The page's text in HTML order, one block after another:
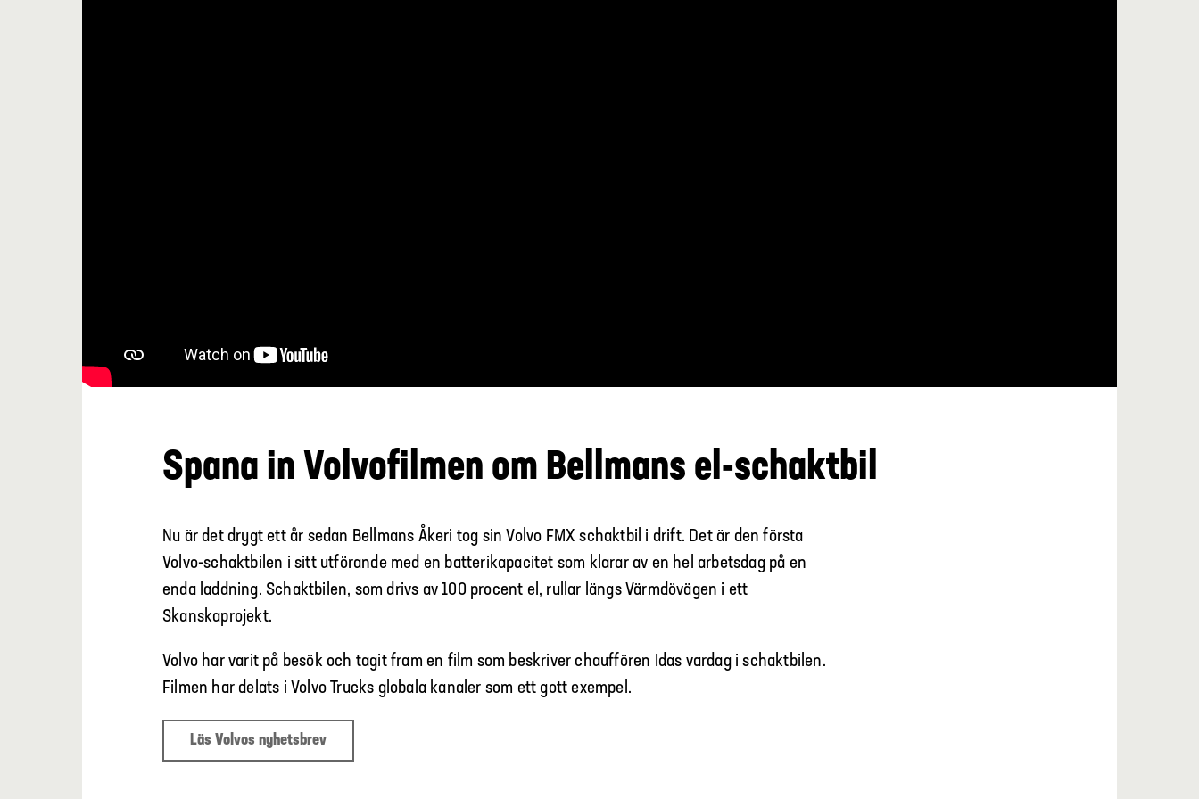
Spana in Volvofilmen om Bellmans el-schaktbil
Nu är det drygt ett år sedan Bellmans Åkeri tog sin Volvo FMX schaktbil i drift. Det är den första
Volvo-schaktbilen i sitt utförande med en batterikapacitet som klarar av en hel arbetsdag på en
enda laddning. Schaktbilen, som drivs av 100 procent el, rullar längs Värmdövägen i ett
Skanskaprojekt.
Volvo har varit på besök och tagit fram en film som beskriver chauffören Idas vardag i schaktbilen.
Filmen har delats i Volvo Trucks globala kanaler som ett gott exempel.
Läs Volvos nyhetsbrev